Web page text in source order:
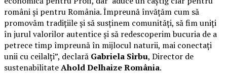
români și pentru România. Împreună învățăm cum să
promovăm tradițiile și să susținem comunități, să fim uniți
în jurul valorilor autentice și să redescoperim bucuria de a
petrece timp împreună în mijlocul naturii, mai conectați
unii cu ceilalți”, declară Gabriela Sîrbu, Director de
sustenabilitateAhold Delhaize România.